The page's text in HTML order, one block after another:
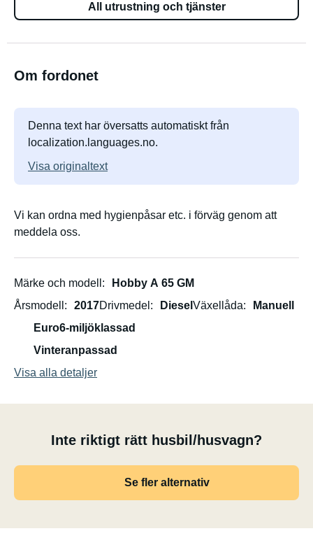
All utrustning och tjänster
Om fordonet
Denna text har översatts automatiskt från
localization.languages.no.
Visa originaltext
Vi kan ordna med hygienpåsar etc. i förväg genom att
meddela oss.
Märke och modell
Hobby A 65 GM
Årsmodell
2017Drivmedel Diesel Växellåda
Manuell
Euro6-miljöklassad
Vinteranpassad
Visa alla detaljer
Inte riktigt rätt husbil/husvagn?
Se fler alternativ